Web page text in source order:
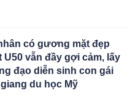
có gương mặt đẹp
U50 vẫn đầy gợi cảm, lấy
đạo diễn sinh con gái
du học Mỹ